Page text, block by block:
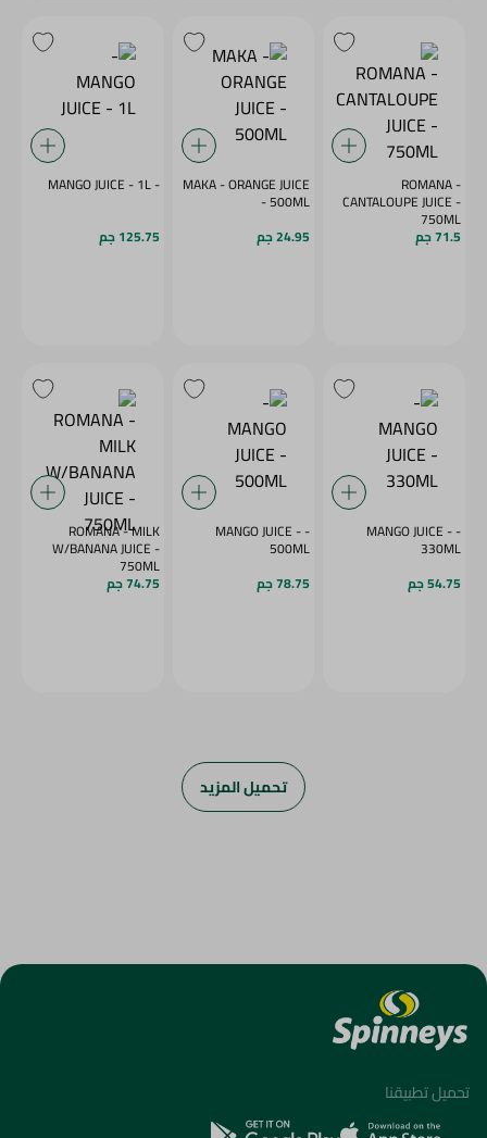
ROMANA -
CANTALOUPE JUICE -
750ML
71.5 جم
MAKA - ORANGE JUICE
- 500ML
24.95 جم
- MANGO JUICE - 1L
125.75 جم
- MANGO JUICE -
330ML
54.75 جم
- MANGO JUICE -
500ML
78.75 جم
ROMANA - MILK
W/BANANA JUICE -
750ML
74.75 جم
تحميل المزيد
تحميل تطبيقنا